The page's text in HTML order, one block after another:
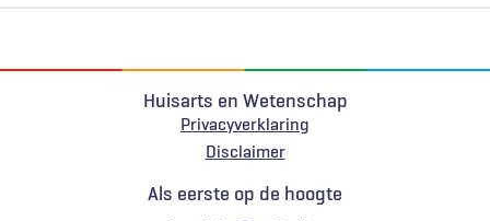
Huisarts en Wetenschap
Privacyverklaring
Voet
Disclaimer
Als eerste op de hoogte